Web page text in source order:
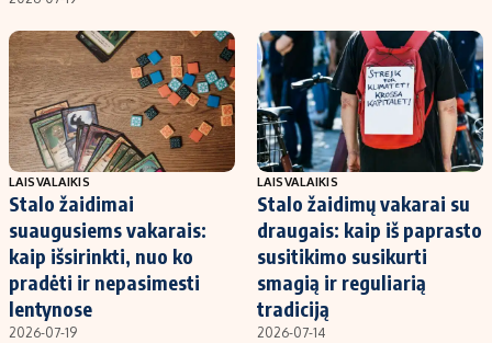
LAISVALAIKIS
Stalo žaidimai
suaugusiems vakarais:
kaip išsirinkti, nuo ko
pradėti ir nepasimesti
lentynose
2026-07-19
LAISVALAIKIS
Stalo žaidimų vakarai su
draugais: kaip iš paprasto
susitikimo susikurti
smagią ir reguliarią
tradiciją
2026-07-14